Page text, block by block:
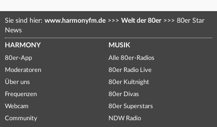
Sie sind hier: www.harmonyfm.de >>> Welt der 80er >>> 80er Star
News
HARMONY
80er-App
Moderatoren
Über uns
Frequenzen
Webcam
Community
MUSIK
Alle 80er-Radios
80er Radio Live
80er Kultnight
80er Divas
80er Superstars
NDW Radio